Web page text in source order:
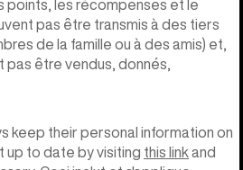
points, les récompenses et le
pas être transmis à des tiers
de la famille ou à des amis) et,
pas être vendus, donnés,
keep their personal information on
up to date by visiting this linkand